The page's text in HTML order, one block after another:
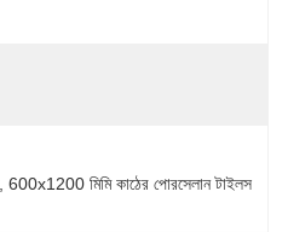
600x1200 মিমি কাঠের পোরসেলান টাইলস